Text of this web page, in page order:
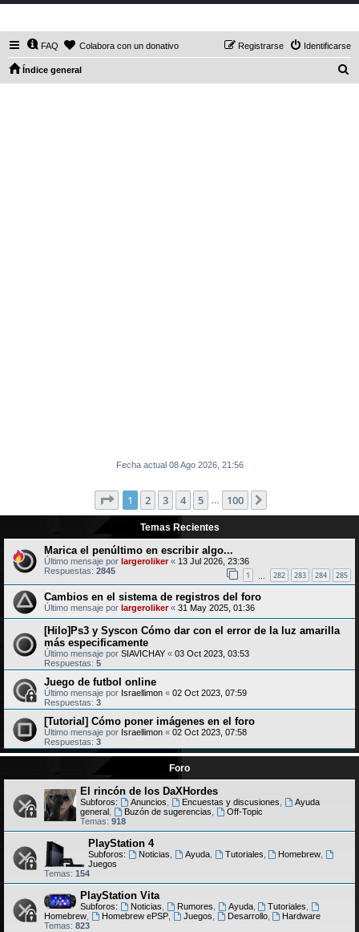
FAQ Colabora con un donativo Identificarse
Registrarse
Índice general
Fecha actual 08 Ago 2026, 21:56
Página de 100
1 2 3 4 5 100
Temas Recientes
Marica el penúltimo en escribir algo...
Último mensaje por largeroliker« 13 Jul 2026, 23:36
Respuestas: 2845 1 282 283 284 285
Cambios en el sistema de registros del foro
Último mensaje por largeroliker« 31 May 2025, 01:36
[Hilo]Ps3 y Syscon Cómo dar con el error de la luz amarilla
más especificamente
Último mensaje por SIAVICHAY « 03 Oct 2023, 03:53
Respuestas: 5
Juego de futbol online
Último mensaje por Israellimon « 02 Oct 2023, 07:59
Respuestas: 3
[Tutorial] Cómo poner imágenes en el foro
Último mensaje por Israellimon « 02 Oct 2023, 07:58
Respuestas: 3
Foro
El rincón de los DaXHordes
Subforos: Anuncios Encuestas y discusiones
Ayuda
general
Buzón de sugerencias
Off-Topic
Temas: 918
PlayStation 4
Subforos: Noticias Ayuda, Tutoriales Homebrew
Juegos
Temas: 154
PlayStation Vita
Subforos: Noticias Rumores Ayuda, Tutoriales
Homebrew
Homebrew ePSP, Juegos Desarrollo,
Hardware
Temas: 823